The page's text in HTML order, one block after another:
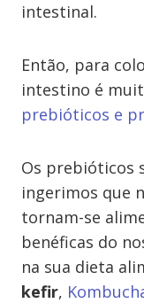
intestinal.
Então, para
intestino é
prebióticos e
Os prebióticos
ingerimos que
tornam-se
benéficas do
na sua dieta
kefir,